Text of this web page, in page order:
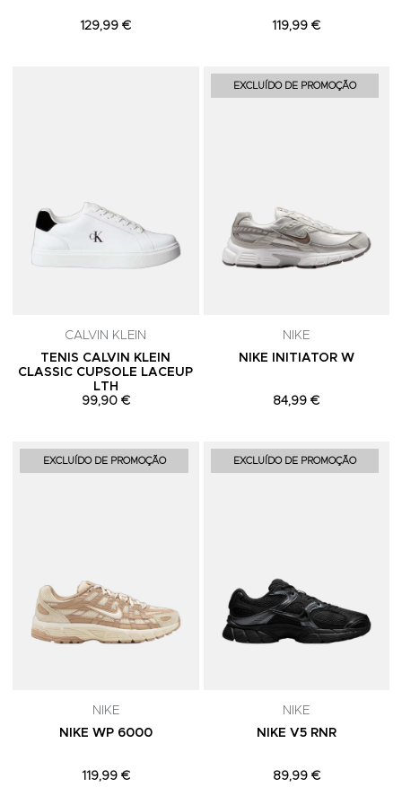
129,99 € 119,99 €
Adicionar aos Favoritos
CALVIN KLEIN
TENIS CALVIN KLEIN
CLASSIC CUPSOLE LACEUP
LTH
99,90 €
EXCLUÍDO DE PROMOÇÃO
NIKE
NIKE INITIATOR W
84,99 €
EXCLUÍDO DE PROMOÇÃO Adicionar aos Favoritos
NIKE
NIKE WP 6000
119,99 €
EXCLUÍDO DE PROMOÇÃO
NIKE
NIKE V5 RNR
89,99 €